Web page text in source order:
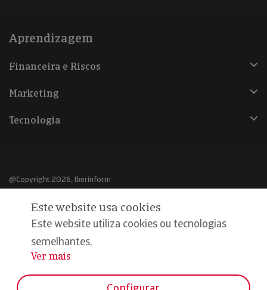
Aprendizagem
Financeira e Riscos
Marketing
Tecnologia
@Copyright 2026, Iberinform
Aviso legal
Política de cookies
Declaração de privacidade
Este website usa cookies
Este website utiliza cookies ou tecnologias
semelhantes,
...
Ver mais